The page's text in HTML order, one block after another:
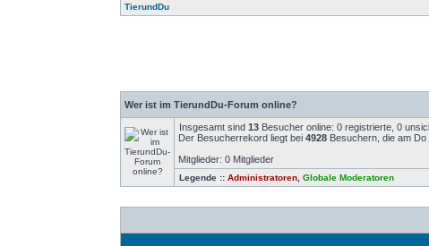
TierundDu
Wer ist im TierundDu-Forum online?
Insgesamt sind13 Besucher online: 0 registrierte, 0
Der Besucherrekord liegt bei4928 Besuchern, die am Do
Mitglieder: 0 Mitglieder
Legende ::Administratoren ,Globale Moderatoren